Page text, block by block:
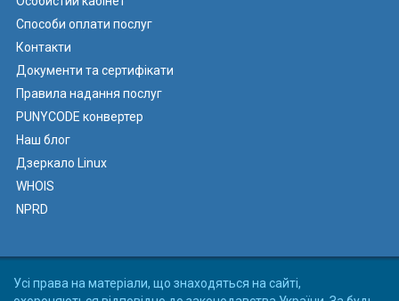
Способи оплати послуг
Контакти
Документи та сертифікати
Правила надання послуг
PUNYCODE конвертер
Наш блог
Дзеркало Linux
WHOIS
NPRD
Усі права на матеріали, що знаходяться на сайті,